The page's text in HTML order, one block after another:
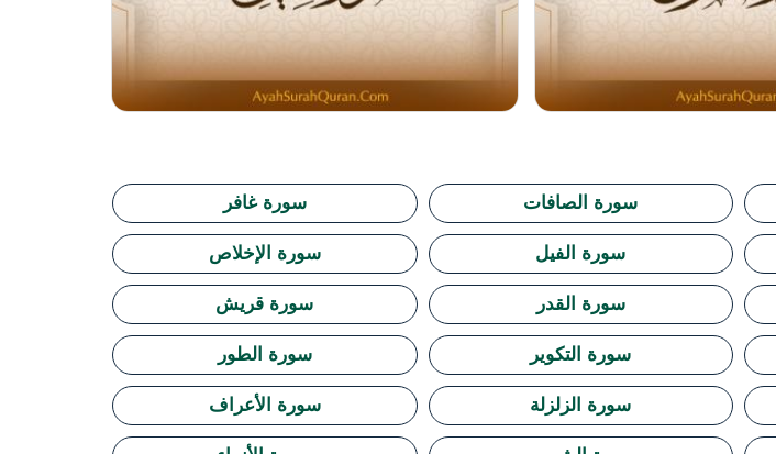
سورة غافر سورة الصافات
سورة الإخلاص سورة الفيل
سورة قريش سورة القدر
سورة الطور سورة التكوير
سورة الأعراف سورة الزلزلة